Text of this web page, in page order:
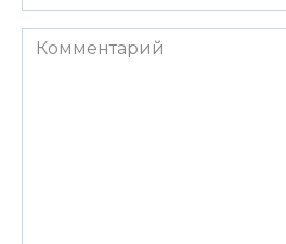
Комментарий